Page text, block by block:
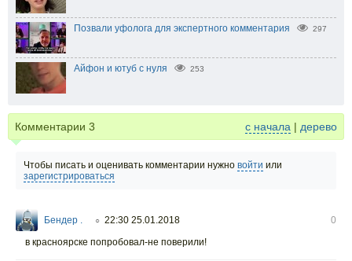
Позвали уфолога для экспертного комментария 297
Айфон и ютуб с нуля 253
Комментарии 3 с начала | дерево
Чтобы писать и оценивать комментарии нужно войти или
зарегистрироваться
Бендер . ○ 22:30 25.01.2018
0
в красноярске попробовал-не поверили!